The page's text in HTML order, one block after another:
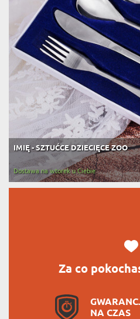
IMIĘ - SZTUĆCE DZIECIĘCE ZOO
Dostawa na wtorek u Ciebie
Za co
NA CZAS